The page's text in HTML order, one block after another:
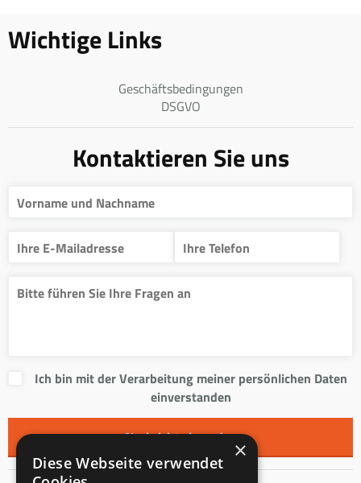
Wichtige Links
Geschäftsbedingungen
DSGVO
Kontaktieren Sie uns
Ich bin mit der Verarbeitung meiner persönlichen Daten
einverstanden
×
Diese Webseite verwendet